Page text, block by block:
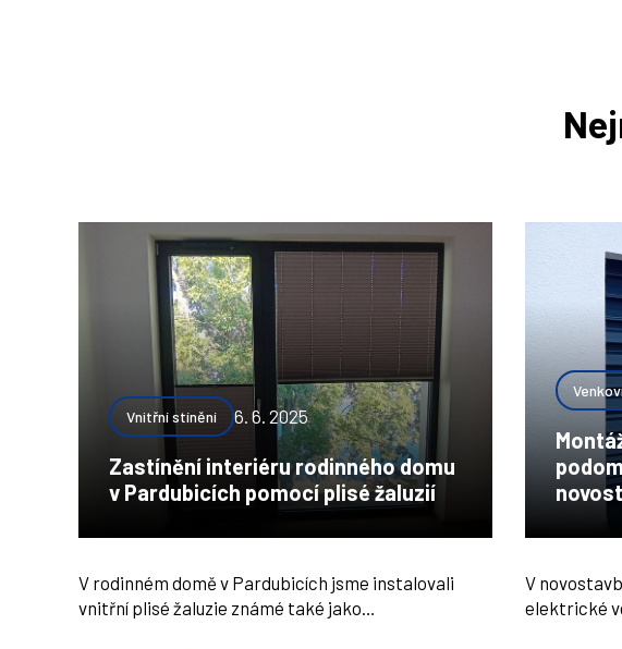
Vnitřní stínění 6. 6. 2025
Zastínění interiéru rodinného domu
v Pardubicích pomocí plisé žaluzií
V rodinném domě v Pardubicích jsme instalovali
vnitřní plisé žaluzie známé také jako…
V
elektrické